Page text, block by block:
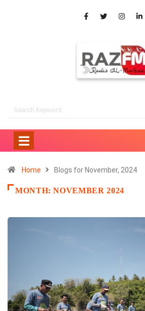
Home Blogs for November, 2024
MONTH:NOVEMBER 2024